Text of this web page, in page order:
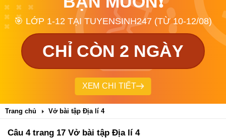
🎯 LỚP 1-12 TẠI TUYENSINH247 (TỪ 10-12/08)
CHỈ CÒN 2 NGÀY
XEM CHI TIẾT
Trang chủ Vở bài tập Địa lí 4
Câu 4 trang 17 Vở bài tập Địa lí 4